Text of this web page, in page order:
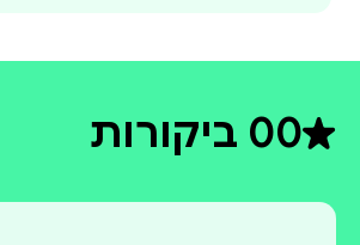
0דירוג ממוצע 0 מתוך 5
0 ביקורות